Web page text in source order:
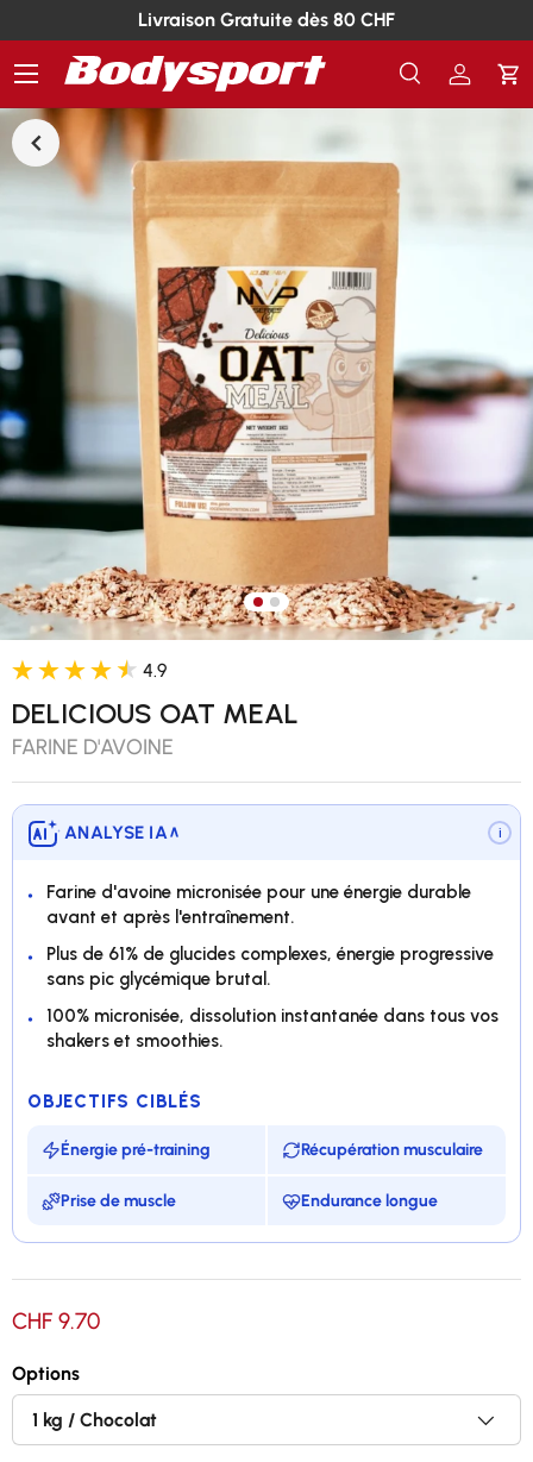
Livraison Gratuite dès 80 CHF
Recherche
Rechercher
Recherche
Se
Menu
Charger l’image 1 dans la
Charger l’image 2 dans la
4.9
DELICIOUS OAT MEAL
FARINE D'AVOINE
ANALYSE IA ∨ i
Farine d'avoine micronisée pour une énergie durable
avant et après l'entraînement.
Plus de 61% de glucides complexes, énergie progressive
sans pic glycémique brutal.
100% micronisée, dissolution instantanée dans tous vos
shakers et smoothies.
OBJECTIFS CIBLÉS
Énergie pré-training Récupération musculaire
Prise de muscle Endurance longue
Apporte une excellente source naturelle d'énergie
Plus de 61% de glucides par dose
100% micronisée pour une bonne dissolution
Source naturelle de fibres
CHF 9.70
Options